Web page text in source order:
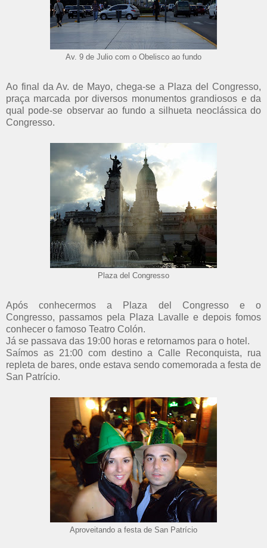
Av. 9 de Julio com o Obelisco ao fundo
Ao final da Av. de Mayo, chega-se a Plaza del Congresso,
praça marcada por diversos monumentos grandiosos e da
qual pode-se observar ao fundo a silhueta neoclássica do
Congresso.
Plaza del Congresso
Após conhecermos a Plaza del Congresso e o
Congresso, passamos pela Plaza Lavalle e depois fomos
conhecer o famoso Teatro Colón.
Já se passava das 19:00 horas e retornamos para o hotel.
Saímos as 21:00 com destino a Calle Reconquista, rua
repleta de bares, onde estava sendo comemorada a festa de
San Patrício.
Aproveitando a festa de San Patrício